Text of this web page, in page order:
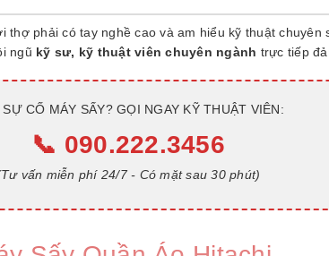
thợ phải có tay nghề cao và am hiểu kỹ thuật
ngũ kỹ sư, kỹ thuật viên chuyên ngành trực tiếp
SỰ CỐ MÁY SẤY? GỌI NGAY KỸ THUẬT VIÊN:
📞 090.222.3456
vấn miễn phí 24/7 - Có mặt sau 30 phút)